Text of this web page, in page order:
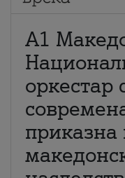
А1
оркестар